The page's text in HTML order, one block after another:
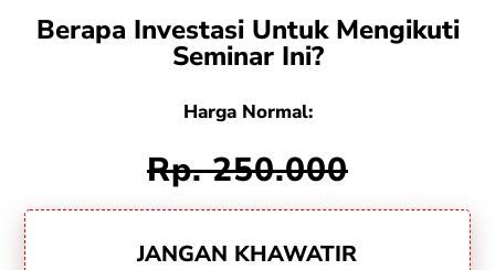
Berapa Investasi Untuk Mengikuti
Seminar Ini?
Harga Normal:
Rp. 250.000
JANGAN KHAWATIR